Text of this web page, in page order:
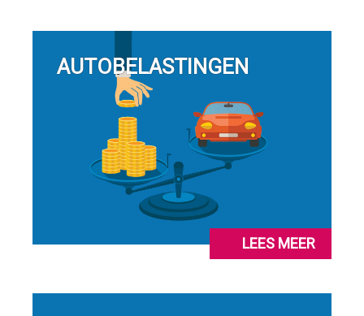
AUTOBELASTINGEN
LEES MEER